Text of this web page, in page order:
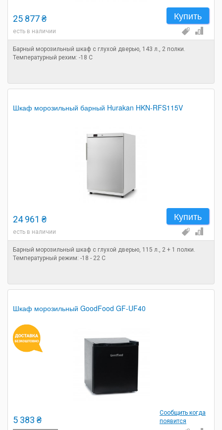
Купить
25 877 ₴
есть в наличии
Барный морозильный шкаф с глухой дверью, 143 л., 2 полки.
Температурный рехим: -18 С
Шкаф морозильный барный Hurakan HKN-RFS115V
Купить
24 961 ₴
есть в наличии
Барный морозильный шкаф с глухой дверью, 115 л., 2 + 1 полки.
Температурный режим: -18 - 22 С
Шкаф морозильный GoodFood GF-UF40
Сообщить когда
появится
5 383 ₴